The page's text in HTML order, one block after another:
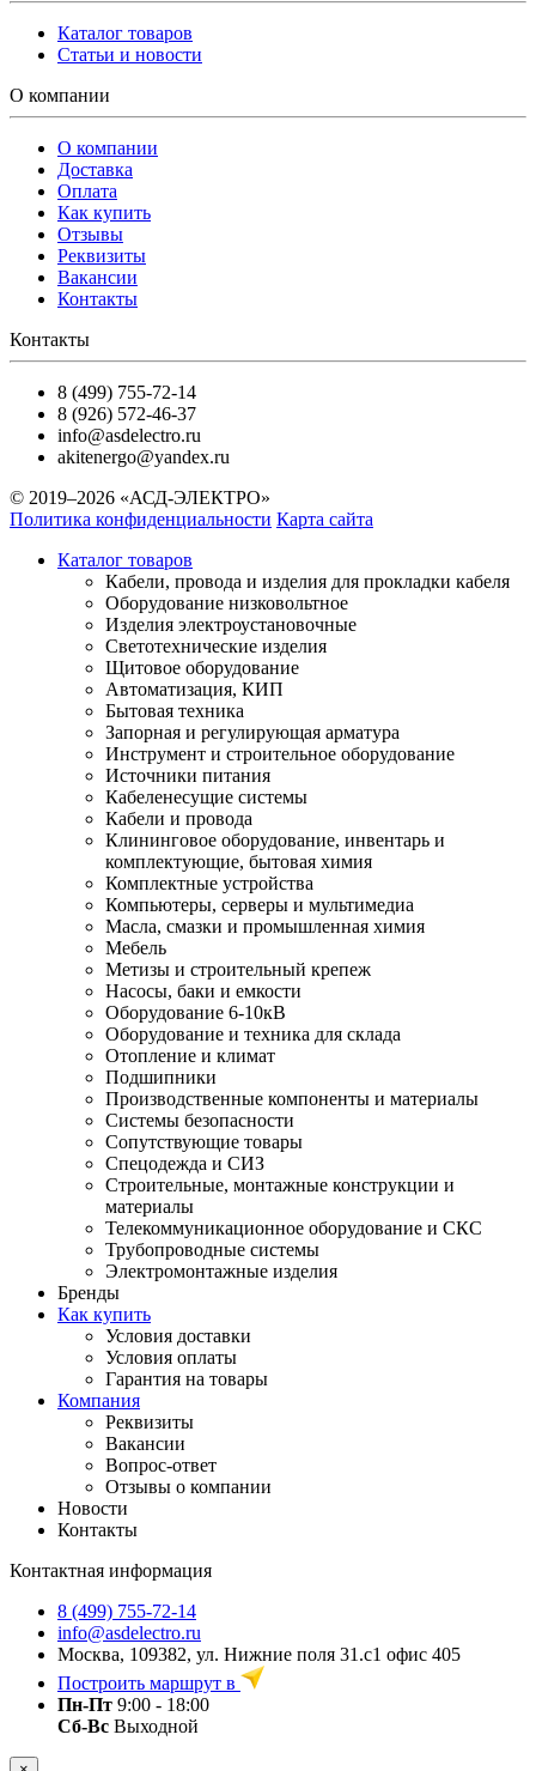
Каталог товаров
Статьи и новости
О компании
О компании
Доставка
Оплата
Как купить
Отзывы
Реквизиты
Вакансии
Контакты
Контакты
8 (499) 755-72-14
8 (926) 572-46-37
info@asdelectro.ru
akitenergo@yandex.ru
© 2019–2026 «АСД-ЭЛЕКТРО»
Политика конфиденциальности Карта сайта
Каталог товаров
Кабели, провода и изделия для прокладки кабеля
Оборудование низковольтное
Изделия электроустановочные
Светотехнические изделия
Щитовое оборудование
Автоматизация, КИП
Бытовая техника
Запорная и регулирующая арматура
Инструмент и строительное оборудование
Источники питания
Кабеленесущие системы
Кабели и провода
Клининговое оборудование, инвентарь и
комплектующие, бытовая химия
Комплектные устройства
Компьютеры, серверы и мультимедиа
Масла, смазки и промышленная химия
Мебель
Метизы и строительный крепеж
Насосы, баки и емкости
Оборудование 6-10кВ
Оборудование и техника для склада
Отопление и климат
Подшипники
Производственные компоненты и материалы
Системы безопасности
Сопутствующие товары
Спецодежда и СИЗ
Строительные, монтажные конструкции и
материалы
Телекоммуникационное оборудование и СКС
Трубопроводные системы
Электромонтажные изделия
Бренды
Как купить
Условия доставки
Условия оплаты
Гарантия на товары
Компания
Реквизиты
Вакансии
Вопрос-ответ
Отзывы о компании
Новости
Контакты
Контактная информация
8 (499) 755-72-14
info@asdelectro.ru
Москва, 109382, ул. Нижние поля 31.с1 офис 405
Построить маршрут в
Пн-Пт 9:00 - 18:00
Сб-Вс Выходной